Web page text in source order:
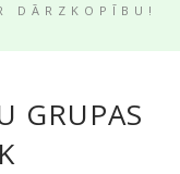
DĀRZKOPĪBU!
GRUPAS